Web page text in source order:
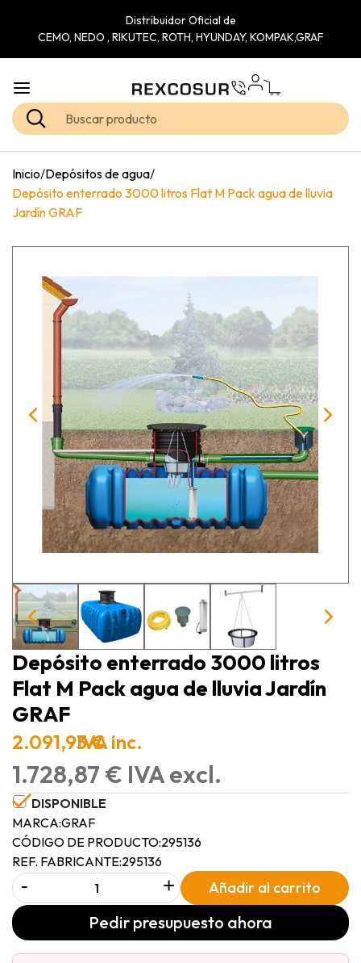
Distribuidor Oficial de
CEMO, NEDO , RIKUTEC, ROTH, HYUNDAY, KOMPAK,GRAF
Inicio/Depósitos de agua/
Depósito enterrado 3000 litros Flat M Pack agua de lluvia
Jardín GRAF
Depósito enterrado 3000 litros
Flat M Pack agua de lluvia Jardín
GRAF
2.091,93 €IVA inc.
1.728,87 € IVA excl.
DISPONIBLE
MARCA:GRAF
CÓDIGO DE PRODUCTO:295136
REF. FABRICANTE:295136
- + Añadir al carrito
Pedir presupuesto ahora